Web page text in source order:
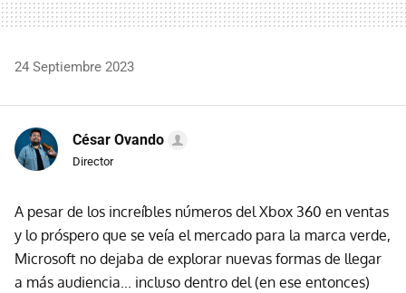
24 Septiembre 2023
César Ovando
Director
A pesar de los increíbles números del Xbox 360 en ventas
y lo próspero que se veía el mercado para la marca verde,
Microsoft no dejaba de explorar nuevas formas de llegar
a más audiencia... incluso dentro del (en ese entonces)